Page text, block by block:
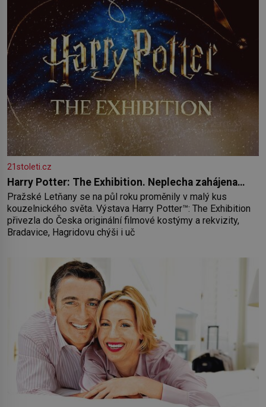
21stoleti.cz
Harry Potter: The Exhibition. Neplecha zahájena…
Pražské Letňany se na půl roku proměnily v malý kus
kouzelnického světa. Výstava Harry Potter™: The Exhibition
přivezla do Česka originální filmové kostýmy a rekvizity,
Bradavice, Hagridovu chýši i uč